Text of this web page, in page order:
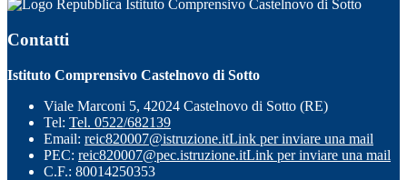
Istituto Comprensivo Castelnovo di Sotto
Contatti
Istituto Comprensivo Castelnovo di Sotto
Viale Marconi 5, 42024 Castelnovo di Sotto (RE)
Tel: Tel. 0522/682139
Email: reic820007@istruzione.itLink per inviare una mail
PEC: reic820007@pec.istruzione.itLink per inviare una mail
C.F.: 80014250353